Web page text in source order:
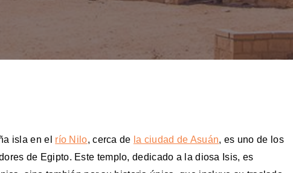
isla en el río Nilo, cerca de la ciudad de Asuán, es uno de los
de Egipto. Este templo, dedicado a la diosa Isis, es